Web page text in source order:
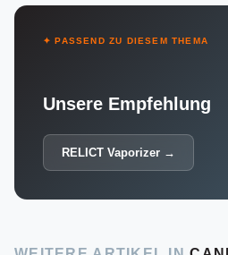
✦ PASSEND ZU DIESEM THEMA
Unsere Empfehlung
RELICT Vaporizer →